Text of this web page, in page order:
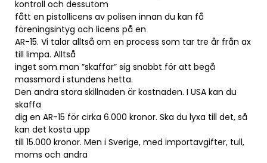
kontroll och dessutom
fått en pistollicens av polisen innan du kan få
föreningsintyg och licens på en
AR-15. Vi talar alltså om en process som tar tre år från ax
till limpa. Alltså
inget som man ”skaffar” sig snabbt för att begå
massmord i stundens hetta.
Den andra stora skillnaden är kostnaden. I USA kan du
skaffa
dig en AR-15 för cirka 6.000 kronor. Ska du lyxa till det, så
kan det kosta upp
till 15.000 kronor. Men i Sverige, med importavgifter, tull,
moms och andra